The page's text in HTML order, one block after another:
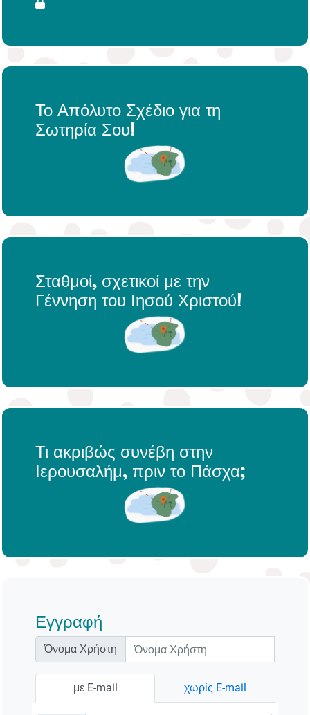
Το Απόλυτο Σχέδιο για τη
Σωτηρία Σου!
Σταθμοί, σχετικοί με την
Γέννηση του Ιησού Χριστού!
Τι ακριβώς συνέβη στην
Ιερουσαλήμ, πριν το Πάσχα;
Εγγραφή
Όνομα Χρήστη
με E-mail χωρίς E-mail